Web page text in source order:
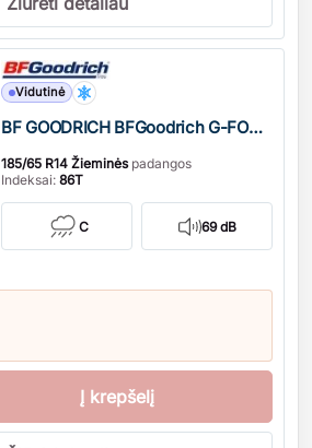
Vidutinė
BF GOODRICH BFGoodrich G-FORCE WINTER2
185/65 R14 Žieminėspadangos
Indeksai: 86T
C 69 dB
Į krepšelį